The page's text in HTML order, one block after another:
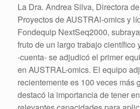
La Dra. Andrea Silva, Directora
Proyectos de AUSTRAl-omics y
Fondequip NextSeq2000,
fruto de un largo trabajo científico
-cuenta- se adjudicó el primer
en AUSTRAL-omics. El equipo
recientemente es 100 veces más
destacó la importancia de tener